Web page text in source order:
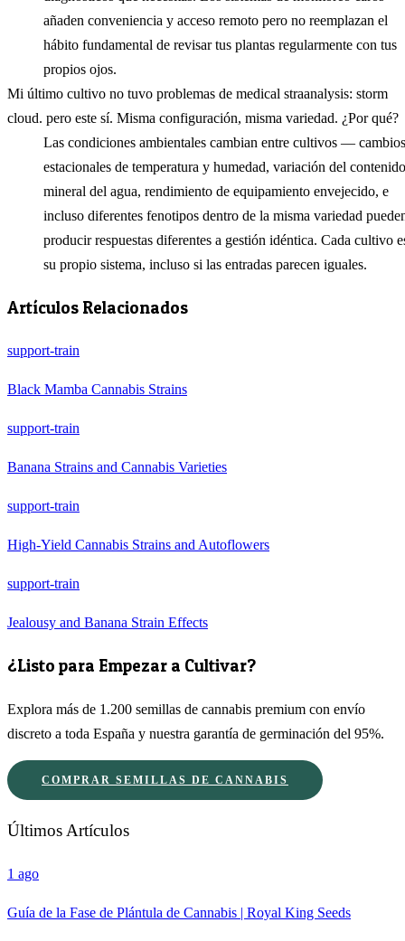
añaden conveniencia y acceso remoto pero no reemplazan el
hábito fundamental de revisar tus plantas regularmente con tus
propios ojos.
Mi último cultivo no tuvo problemas de medical straanalysis: storm
cloud. pero este sí. Misma configuración, misma variedad. ¿Por qué?
Las condiciones ambientales cambian entre cultivos — cambios
estacionales de temperatura y humedad, variación del contenido
mineral del agua, rendimiento de equipamiento envejecido, e
incluso diferentes fenotipos dentro de la misma variedad
producir respuestas diferentes a gestión idéntica. Cada cultivo
su propio sistema, incluso si las entradas parecen iguales.
Artículos Relacionados
support-train
Black Mamba Cannabis Strains
support-train
Banana Strains and Cannabis Varieties
support-train
High-Yield Cannabis Strains and Autoflowers
support-train
Jealousy and Banana Strain Effects
¿Listo para Empezar a Cultivar?
Explora más de 1.200 semillas de cannabis premium con envío
discreto a toda España y nuestra garantía de germinación del 95%.
COMPRAR SEMILLAS DE CANNABIS
Últimos Artículos
1 ago
Guía de la Fase de Plántula de Cannabis | Royal King Seeds